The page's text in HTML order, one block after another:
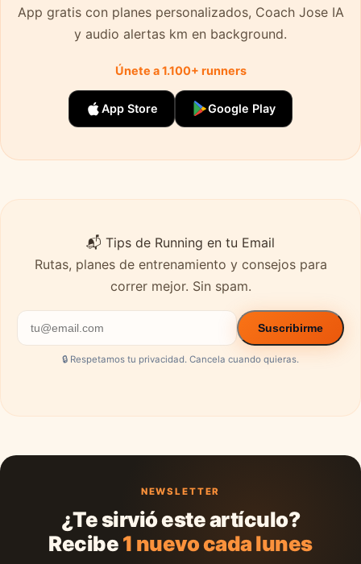
App gratis con planes personalizados, Coach Jose IA
y audio alertas km en background.
Únete a 1.100+ runners
App Store Google Play
📬 Tips de Running en tu Email
Rutas, planes de entrenamiento y consejos para
correr mejor. Sin spam.
Suscribirme
🔒 Respetamos tu privacidad. Cancela cuando quieras.
NEWSLETTER
¿Te sirvió este artículo?
Recibe1 nuevo cada lunes